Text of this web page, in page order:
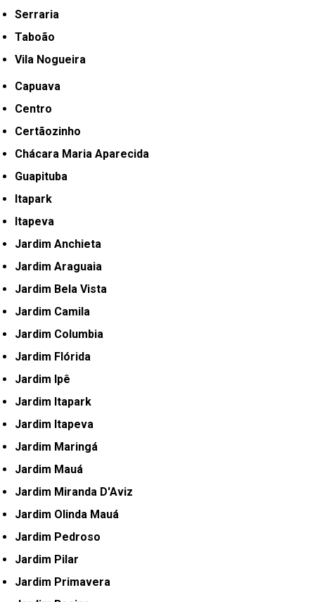
Serraria
Taboão
Vila Nogueira
Capuava
Centro
Certãozinho
Chácara Maria Aparecida
Guapituba
Itapark
Itapeva
Jardim Anchieta
Jardim Araguaia
Jardim Bela Vista
Jardim Camila
Jardim Columbia
Jardim Flórida
Jardim Ipê
Jardim Itapark
Jardim Itapeva
Jardim Maringá
Jardim Mauá
Jardim Miranda D'Aviz
Jardim Olinda Mauá
Jardim Pedroso
Jardim Pilar
Jardim Primavera